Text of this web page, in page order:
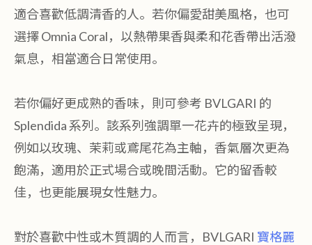
適合喜歡低調清香的人。若你偏愛甜美風格，也可
選擇 Omnia Coral，以熱帶果香與柔和花香帶出活潑
氣息，相當適合日常使用。
若你偏好更成熟的香味，則可參考 BVLGARI 的
Splendida 系列。該系列強調單一花卉的極致呈現，
例如以玫瑰、茉莉或鳶尾花為主軸，香氣層次更為
飽滿，適用於正式場合或晚間活動。它的留香較
佳，也更能展現女性魅力。
對於喜歡中性或木質調的人而言，BVLGARI 寶格麗